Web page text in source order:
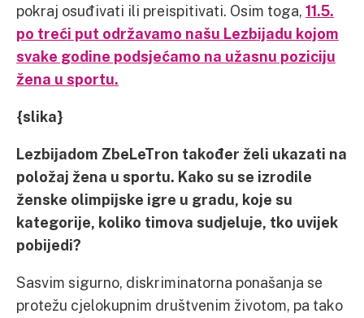
pokraj osuđivati ili preispitivati. Osim toga, 11.5.
po treći put održavamo našu Lezbijadu kojom
svake godine podsjećamo na užasnu poziciju
žena u sportu.
{slika}
Lezbijadom ZbeLeTron također želi ukazati na
položaj žena u sportu. Kako su se izrodile
ženske olimpijske igre u gradu, koje su
kategorije, koliko timova sudjeluje, tko uvijek
pobijedi?
Sasvim sigurno, diskriminatorna ponašanja se
protežu cjelokupnim društvenim životom, pa tako